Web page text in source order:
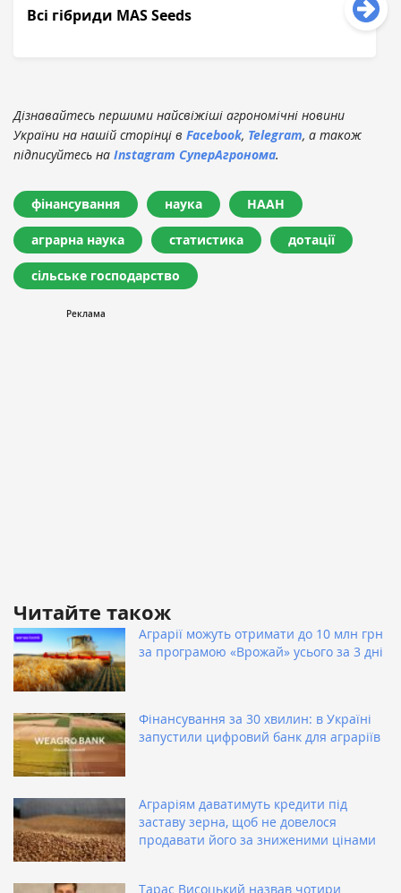
Всі гібриди MAS Seeds
Дізнавайтесь першими найсвіжіші агрономічні новини
України на нашій сторінці в Facebook, Telegram, а також
підписуйтесь на Instagram СуперАгронома.
фінансування наука НААН
аграрна наука статистика дотації
сільське господарство
Читайте також
Аграрії можуть отримати до 10 млн грн
за програмою «Врожай» усього за 3 дні
Фінансування за 30 хвилин: в Україні
запустили цифровий банк для аграріїв
Аграріям даватимуть кредити під
заставу зерна, щоб не довелося
продавати його за зниженими цінами
Тарас Висоцький назвав чотири